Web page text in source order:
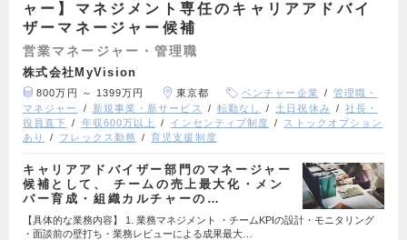
ャー】マネジメント専任のキャリアアドバイ
ザーマネージャー候補
営業マネージャー・管理職
株式会社MyVision
800万円 ～ 1399万円 東京都 ベンチャー企業
管理職・
マネジャー
新規事業・新サービス 転勤なし 土日祝休み
社長・
役員直下
年収600万以上 インセンティブ制度
ストックオプション
あり
フレックス勤務 育児支援制度
キャリアアドバイザー部門のマネージャー
候補として、 チームの売上最大化・メン
バー育成・組織カルチャーの…
【具体的な業務内容】 1. 業務マネジメント ・チームKPIの設計・モニタリング
・面談前の壁打ち・業務レビューによる成果最大…